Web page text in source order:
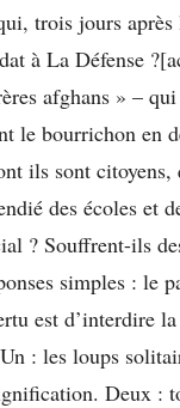
trois jours
à La Défense
afghans » –
le bourrichon en
ils sont
des écoles et
? Souffrent-ils
simples : le
est d’interdire
: les loups
Deux :